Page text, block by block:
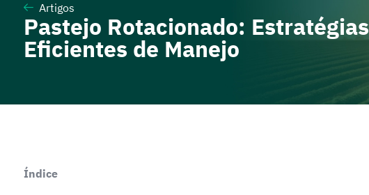
Artigos
Pastejo Rotacionado: Estratégias
Eficientes de Manejo
Índice